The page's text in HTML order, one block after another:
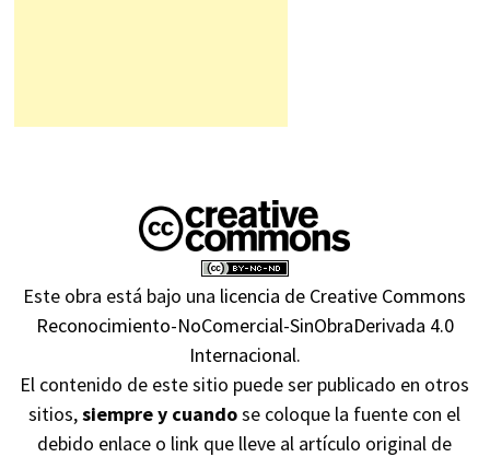
Este obra está bajo una licencia de Creative Commons
Reconocimiento-NoComercial-SinObraDerivada 4.0
Internacional.
El contenido de este sitio puede ser publicado en otros
sitios,siempre y cuandose coloque la fuente con el
debido enlace o link que lleve al artículo original de